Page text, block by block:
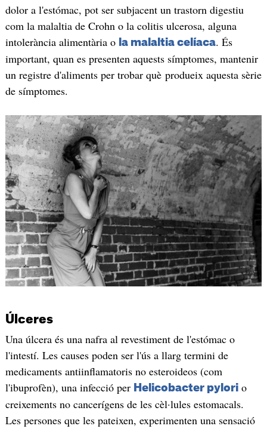
dolor a l'estómac, pot ser subjacent un trastorn digestiu
com la malaltia de Crohn o la colitis ulcerosa, alguna
intolerància alimentària o la malaltia celíaca. És
important, quan es presenten aquests símptomes, mantenir
un registre d'aliments per trobar què produeix aquesta sèrie
de símptomes.
Úlceres
Una úlcera és una nafra al revestiment de l'estómac o
l'intestí. Les causes poden ser l'ús a llarg termini de
medicaments antiinflamatoris no esteroideos (com
l'ibuprofèn), una infecció per Helicobacter pylorio
creixements no cancerígens de les cèl·lules estomacals.
Les persones que les pateixen, experimenten una sensació